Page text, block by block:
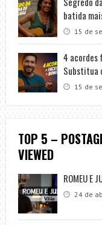
batida
15 de
4 acordes
Substitua
15 de
TOP 5 –
VIEWED
ROMEU E
24 de